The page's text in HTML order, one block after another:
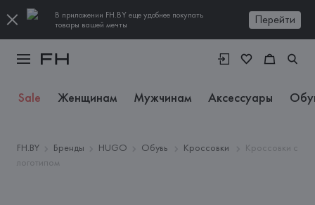
В приложении FH.BY еще удобнее покупать
товары вашей мечты
Перейти
Sale Женщинам Мужчинам Аксессуары
FH.BY Бренды HUGO Обувь Кроссовки
Кроссовки с
логотипом